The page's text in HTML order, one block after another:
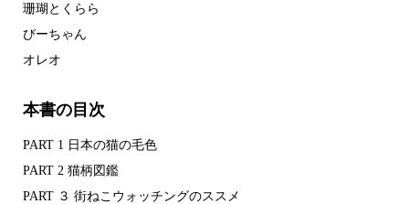
珊瑚とくらら
びーちゃん
オレオ
本書の目次
PART 1 日本の猫の毛色
PART 2 猫柄図鑑
PART ３ 街ねこウォッチングのススメ